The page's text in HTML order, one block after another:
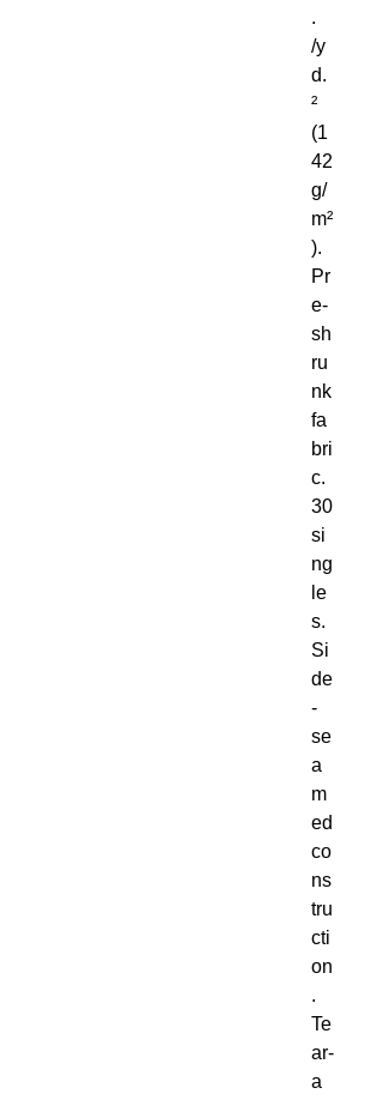
.
/y
d.
²
(1
42
g/
m²
).
Pr
e-
sh
ru
nk
fa
bri
c.
30
si
ng
le
s.
Si
de
-
se
a
m
ed
co
ns
tru
cti
on
.
Te
ar-
a